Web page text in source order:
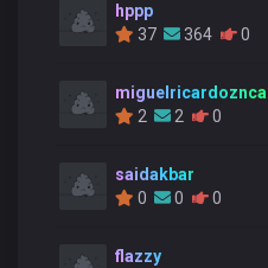
hppp
37
364 0
miguelricardoznca
2
2 0
saidakbar
0
0 0
flazzy